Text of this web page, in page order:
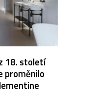
18. století
proměnilo